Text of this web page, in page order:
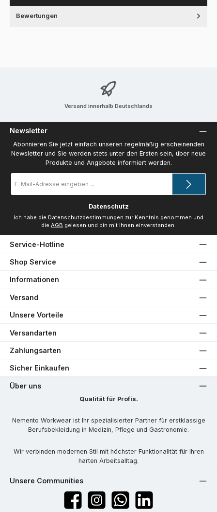
Bewertungen
Versand innerhalb Deutschlands
Newsletter
Abonnieren Sie jetzt einfach unseren regelmäßig erscheinenden
Newsletter und Sie werden stets unter den Ersten sein, über neue
Produkte und Angebote informiert werden.
Mail-
Adresse
Datenschutz
Ich habe die Datenschutzbestimmungen zur Kenntnis genommen und
die AGB gelesen und bin mit ihnen einverstanden.
Service-Hotline
Shop Service
Informationen
Versand
Unsere Vorteile
Versandarten
Zahlungsarten
Sicher Einkaufen
Über uns
Qualität für Profis.
Nemento Workwear ist Ihr spezialisierter Partner für erstklassige
Berufsbekleidung in Medizin, Pflege und Gastronomie.
Wir verbinden modernen Stil mit höchster Funktionalität für Ihren
harten Arbeitsalltag.
Unsere Communities
FacebookInstagramWhatsApp